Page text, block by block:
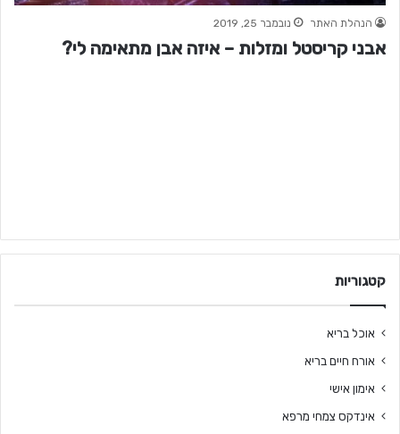
הנהלת האתר נובמבר 25, 2019
אבני קריסטל ומזלות – איזה אבן מתאימה לי?
קטגוריות
אוכל בריא
אורח חיים בריא
אימון אישי
אינדקס צמחי מרפא